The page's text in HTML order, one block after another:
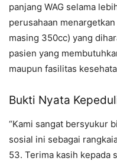
panjang WAG selama
perusahaan
masing 350cc) yang
pasien yang
maupun fasilitas
Bukti Nyata
“Kami sangat bersyukur
sosial ini sebagai
53. Terima kasih kepada